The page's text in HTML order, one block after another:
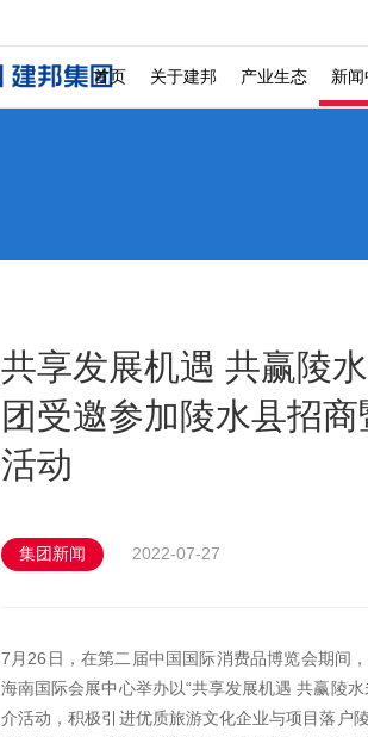
首页 关于建邦 产业生态 新
文化商业 ——— 城
共享发展机遇 共赢陵
团受邀参加陵水县招
活动
集团新闻 2022-07-27
7月26日，在第二届中国国际消费品博览会期间
海南国际会展中心举办以“共享发展机遇 共赢陵
介活动，积极引进优质旅游文化企业与项目落户